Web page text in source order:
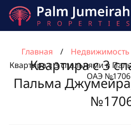
Главная
Недвижимость
Квартира с 3 спальнями в
ОАЭ №1706
Квартира с 3
Пальма